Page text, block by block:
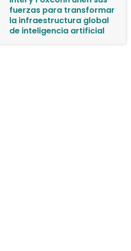
fuerzas para transformar
la infraestructura global
de inteligencia artificial